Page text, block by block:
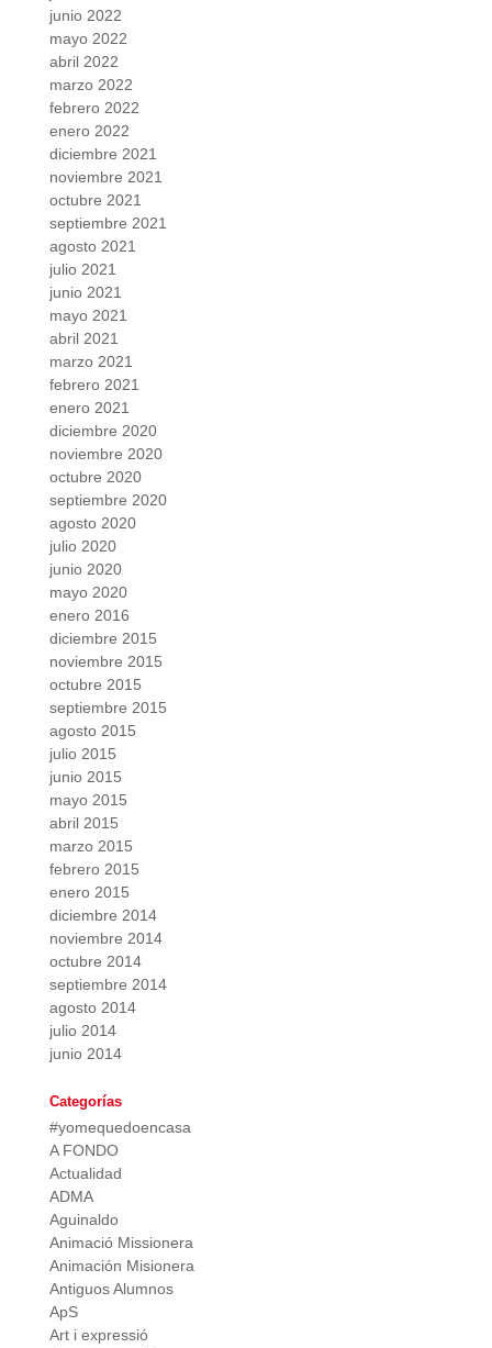
junio 2022
mayo 2022
abril 2022
marzo 2022
febrero 2022
enero 2022
diciembre 2021
noviembre 2021
octubre 2021
septiembre 2021
agosto 2021
julio 2021
junio 2021
mayo 2021
abril 2021
marzo 2021
febrero 2021
enero 2021
diciembre 2020
noviembre 2020
octubre 2020
septiembre 2020
agosto 2020
julio 2020
junio 2020
mayo 2020
enero 2016
diciembre 2015
noviembre 2015
octubre 2015
septiembre 2015
agosto 2015
julio 2015
junio 2015
mayo 2015
abril 2015
marzo 2015
febrero 2015
enero 2015
diciembre 2014
noviembre 2014
octubre 2014
septiembre 2014
agosto 2014
julio 2014
junio 2014
Categorías
#yomequedoencasa
A FONDO
Actualidad
ADMA
Aguinaldo
Animació Missionera
Animación Misionera
Antiguos Alumnos
ApS
Art i expressió